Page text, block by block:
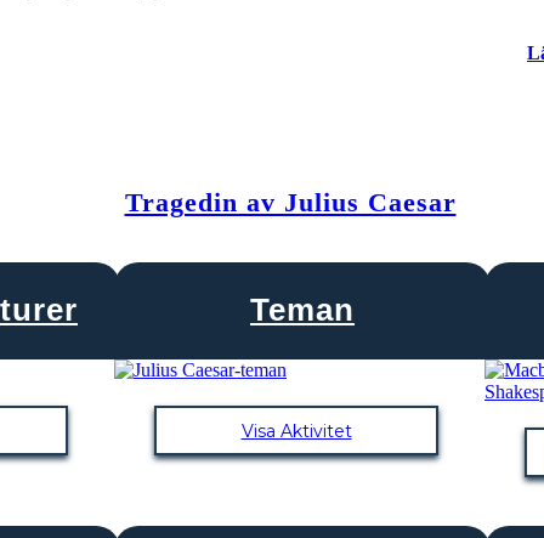
Tragedin av Julius Caesar
Teman
Visa Aktivitet